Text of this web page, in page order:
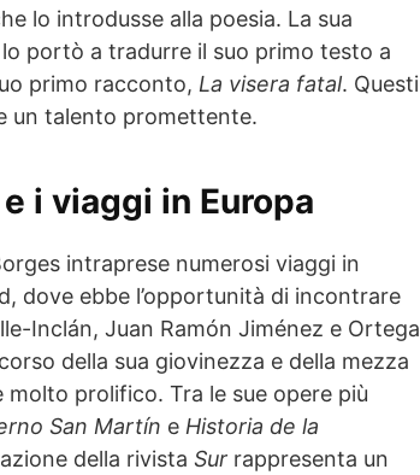
lo introdusse alla poesia. La sua
portò a tradurre il suo primo testo a
primo racconto, La visera fatal. Questi
un talento promettente.
i viaggi in Europa
intraprese numerosi viaggi in
dove ebbe l’opportunità di incontrare
Inclán, Juan Ramón Jiménez e Ortega
della sua giovinezza e della mezza
prolifico. Tra le sue opere più
San Martín e Historia de la
della rivista Sur rappresenta un